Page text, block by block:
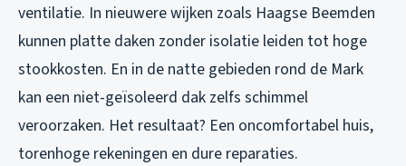
ventilatie. In nieuwere wijken zoals Haagse Beemden
kunnen platte daken zonder isolatie leiden tot hoge
stookkosten. En in de natte gebieden rond de Mark
kan een niet-geïsoleerd dak zelfs schimmel
veroorzaken. Het resultaat? Een oncomfortabel huis,
torenhoge rekeningen en dure reparaties.